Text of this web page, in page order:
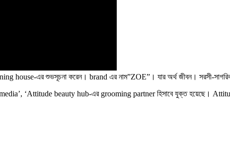
house-এর শুভসূচনা করেন। brand এর নাম”ZOE”। যার অর্থ জীবন। সরসী-
‘Attitude beauty hub-এর grooming partner হিসাবে যুক্ত হয়েছে।